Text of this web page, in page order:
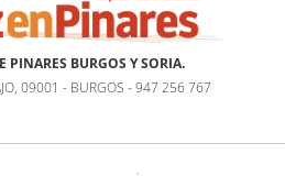
PINARES BURGOS Y SORIA.
09001 - BURGOS - 947 256 767